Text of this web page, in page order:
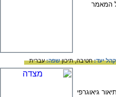
המאמר
קהל יעד:חטיבה,תיכוןשפה:עברית
גיאוגרפי